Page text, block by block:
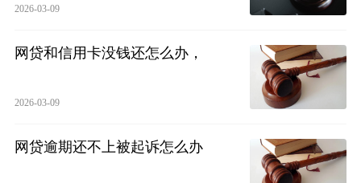
2026-03-09
网贷和信用卡没钱还怎么办，
2026-03-09
网贷逾期还不上被起诉怎么办